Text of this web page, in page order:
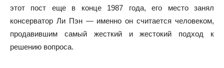
этот пост еще в конце 1987 года, его место занял
консерватор Ли Пэн — именно он считается человеком,
продавившим самый жесткий и жестокий подход к
решению вопроса.